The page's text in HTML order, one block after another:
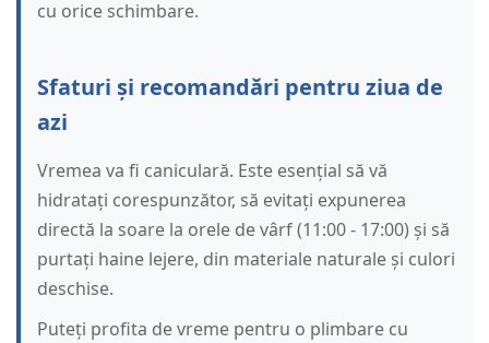
cu orice schimbare.
Sfaturi și recomandări pentru ziua de
azi
Vremea va fi caniculară. Este esențial să vă
hidratați corespunzător, să evitați expunerea
directă la soare la orele de vârf (11:00 - 17:00) și să
purtați haine lejere, din materiale naturale și culori
deschise.
Puteți profita de vreme pentru o plimbare cu